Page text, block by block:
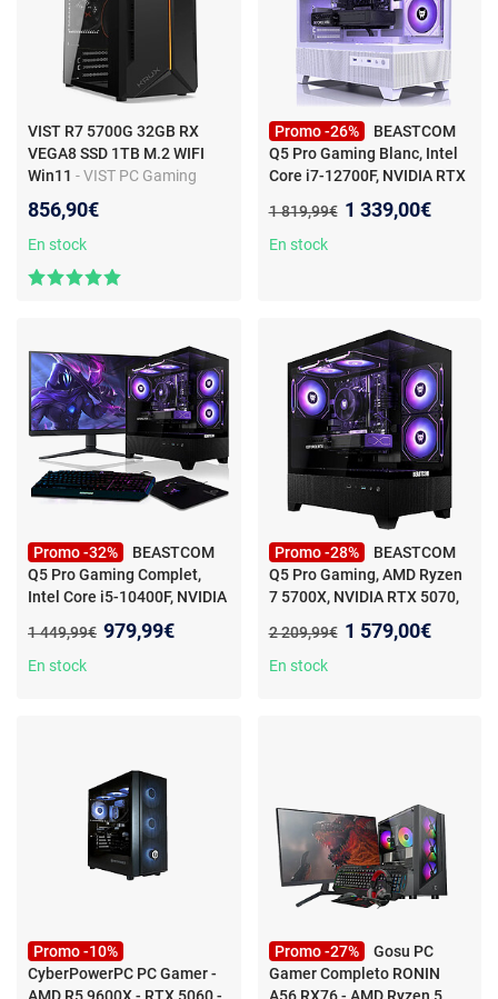
VIST R7 5700G 32GB RX
VEGA8 SSD 1TB M.2 WIFI
Win11 - VIST PC Gaming
AMD Radeon RX VEGA 8 -
SSD 1To - WIFI - W11
856,90€
En stock
Promo -26%
BEASTCOM
Q5 Pro Gaming Blanc, Intel
Core i7-12700F, NVIDIA RTX
Ancien prix :
1 819,99€ Nouveau prix :
1 339,00€
En stock
Promo -32%
BEASTCOM
Q5 Pro Gaming Complet,
Intel Core i5-10400F, NVIDIA
Beastcom Q5 Pro Gaming -
Intel i5-10400F 4.40GHz -
Ancien prix :
1 449,99€ Nouveau prix :
979,99€
En stock
Promo -28%
BEASTCOM
Q5 Pro Gaming, AMD Ryzen
7 5700X, NVIDIA RTX 5070,
Ancien prix :
2 209,99€ Nouveau prix :
1 579,00€
En stock
Promo -10%
CyberPowerPC PC Gamer -
AMD R5 9600X - RTX 5060 -
Promo -27%
Gosu PC
Gamer Completo RONIN
A56 RX76 - AMD Ryzen 5